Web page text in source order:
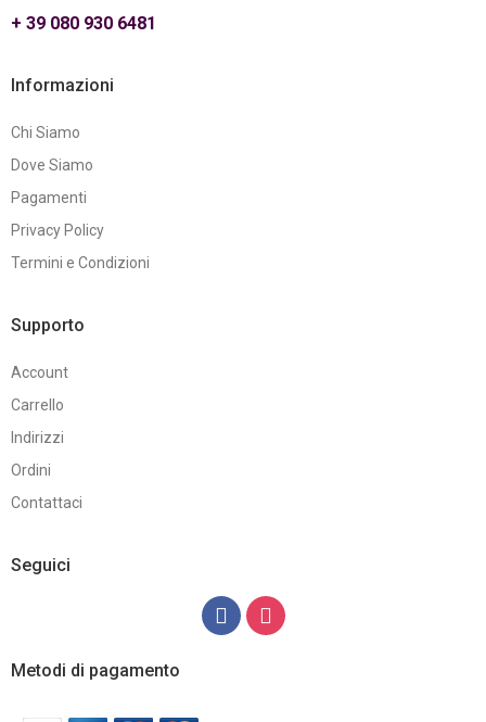
+ 39 080 930 6481
Informazioni
Chi Siamo
Dove Siamo
Pagamenti
Privacy Policy
Termini e Condizioni
Supporto
Account
Carrello
Indirizzi
Ordini
Contattaci
Seguici
Metodi di pagamento